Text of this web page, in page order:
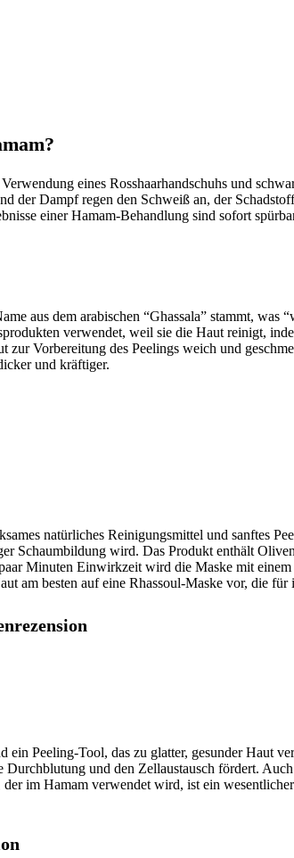
eines Rosshaarhandschuhs und
der Dampf regen den Schweiß an, der
einer Hamam-Behandlung sind sofort
aus dem arabischen “Ghassala” stammt, was
verwendet, weil sie die Haut reinigt,
Vorbereitung des Peelings weich und
und kräftiger.
natürliches Reinigungsmittel und sanftes
Schaumbildung wird. Das Produkt enthält
Minuten Einwirkzeit wird die Maske mit einem
am besten auf eine Rhassoul-Maske vor, die
ein Peeling-Tool, das zu glatter, gesunder Haut
und den Zellaustausch fördert.
im Hamam verwendet wird, ist ein